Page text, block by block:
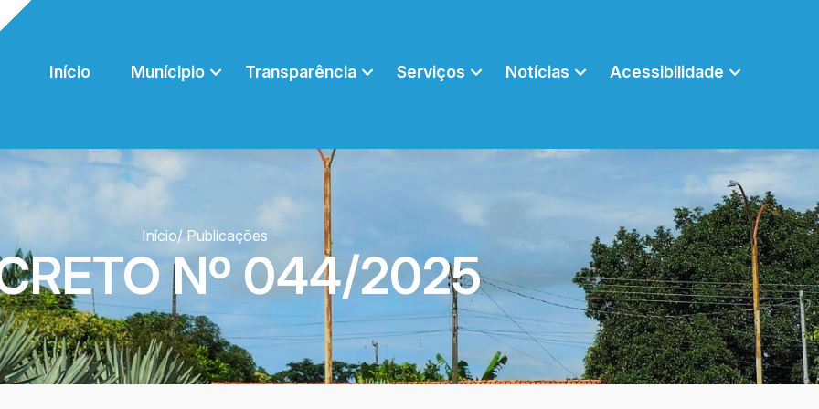
Início Munícipio Transparência Serviços Notícias Acessibilidade
Início/ Publicações
Nº 044/2025